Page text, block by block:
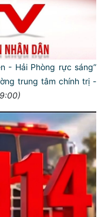
- Hải Phòng rực sáng”
trung tâm chính trị -